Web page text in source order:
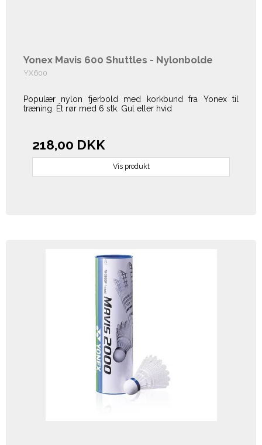
Yonex Mavis 600 Shuttles - Nylonbolde
YX600
Populær nylon fjerbold med korkbund fra Yonex til
træning. Ét rør med 6 stk. Gul eller hvid
218,00 DKK
Vis produkt